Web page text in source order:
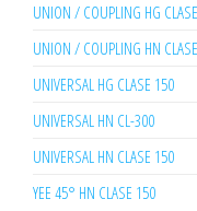
UNION / COUPLING HG
UNION / COUPLING HN
UNIVERSAL HG CLASE 150
UNIVERSAL HN CL-300
UNIVERSAL HN CLASE 150
YEE 45° HN CLASE 150